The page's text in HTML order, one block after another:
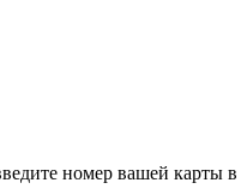
номер вашей карты в